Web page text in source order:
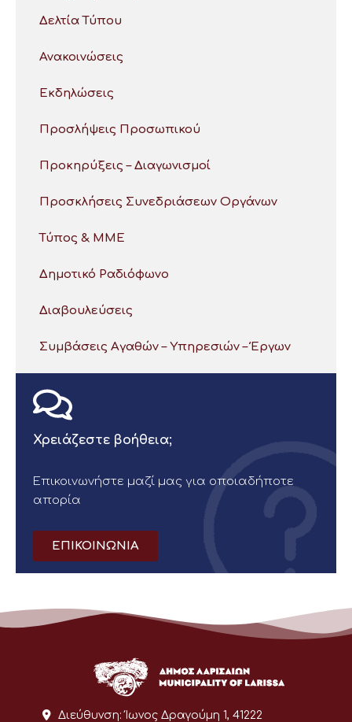
Δελτία Τύπου
Ανακοινώσεις
Εκδηλώσεις
Προσλήψεις Προσωπικού
Προκηρύξεις – Διαγωνισμοί
Προσκλήσεις Συνεδριάσεων Οργάνων
Τύπος & ΜΜΕ
Δημοτικό Ραδιόφωνο
Διαβουλεύσεις
Συμβάσεις Αγαθών – Υπηρεσιών – Έργων
Χρειάζεστε βοήθεια;
Επικοινωνήστε μαζί μας για οποιαδήποτε
απορία
ΕΠΙΚΟΙΝΩΝΙΑ
Διεύθυνση: Ίωνος Δραγούμη 1, 41222